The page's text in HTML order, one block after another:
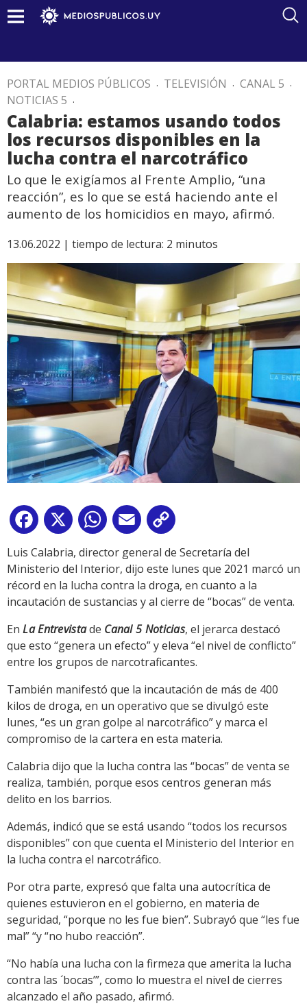
PORTAL MEDIOS PÚBLICOS . TELEVISIÓN . CANAL 5 .
NOTICIAS 5 .
Calabria: estamos usando todos
los recursos disponibles en la
lucha contra el narcotráfico
Lo que le exigíamos al Frente Amplio, “una
reacción”, es lo que se está haciendo ante el
aumento de los homicidios en mayo, afirmó.
13.06.2022 | tiempo de lectura: 2 minutos
Facebook
X WhatsApp
Email
Link
Luis Calabria, director general de Secretaría del
Ministerio del Interior, dijo este lunes que 2021 marcó un
récord en la lucha contra la droga, en cuanto a la
incautación de sustancias y al cierre de “bocas” de venta.
En La Entrevistade Canal 5 Noticias, el jerarca destacó
que esto “genera un efecto” y eleva “el nivel de conflicto”
entre los grupos de narcotraficantes.
También manifestó que la incautación de más de 400
kilos de droga, en un operativo que se divulgó este
lunes, “es un gran golpe al narcotráfico” y marca el
compromiso de la cartera en esta materia.
Calabria dijo que la lucha contra las “bocas” de venta se
realiza, también, porque esos centros generan más
delito en los barrios.
Además, indicó que se está usando “todos los recursos
disponibles” con que cuenta el Ministerio del Interior en
la lucha contra el narcotráfico.
Por otra parte, expresó que falta una autocrítica de
quienes estuvieron en el gobierno, en materia de
seguridad, “porque no les fue bien”. Subrayó que “les fue
mal” “y “no hubo reacción”.
“No había una lucha con la firmeza que amerita la lucha
contra las ´bocas’”, como lo muestra el nivel de cierres
alcanzado el año pasado, afirmó.